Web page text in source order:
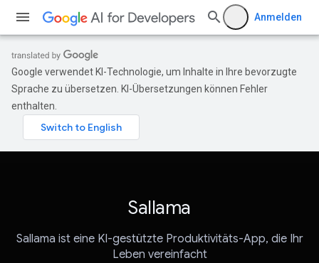
Anmelden
Google verwendet KI-Technologie, um Inhalte in Ihre bevorzugte
Sprache zu übersetzen. KI-Übersetzungen können Fehler
enthalten.
Sallama
Sallama ist eine KI-gestützte Produktivitäts-App, die Ihr
Leben vereinfacht